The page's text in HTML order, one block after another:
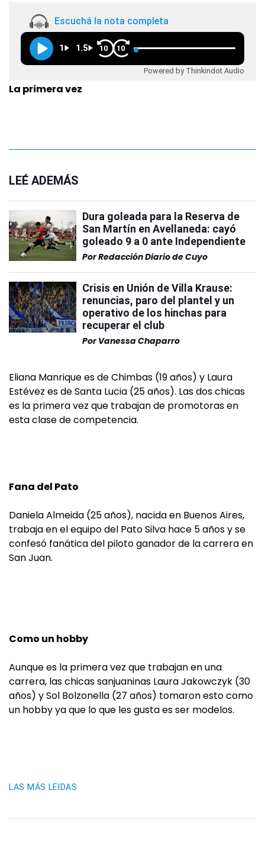
Escuchá la nota completa
1 1.5 10 10
Powered by Thinkindot Audio
La primera vez
LEÉ ADEMÁS
Dura goleada para la Reserva de
San Martín en Avellaneda: cayó
goleado 9 a 0 ante Independiente
PorRedacción Diario de Cuyo
Crisis en Unión de Villa Krause:
renuncias, paro del plantel y un
operativo de los hinchas para
recuperar el club
Por Vanessa Chaparro
Eliana Manrique es de Chimbas (19 años) y Laura
Estévez es de Santa Lucia (25 años). Las dos chicas
es la primera vez que trabajan de promotoras en
esta clase de competencia.
Fana del Pato
Daniela Almeida (25 años), nacida en Buenos Aires,
trabaja en el equipo del Pato Silva hace 5 años y se
confesó fanática del piloto ganador de la carrera en
San Juan.
Como un hobby
Aunque es la primera vez que trabajan en una
carrera, las chicas sanjuaninas Laura Jakowczyk (30
años) y Sol Bolzonella (27 años) tomaron esto como
un hobby ya que lo que les gusta es ser modelos.
LAS MÁS LEIDAS